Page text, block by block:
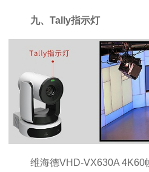
九、Tally指示灯
维海德VHD-VX630A 4K60